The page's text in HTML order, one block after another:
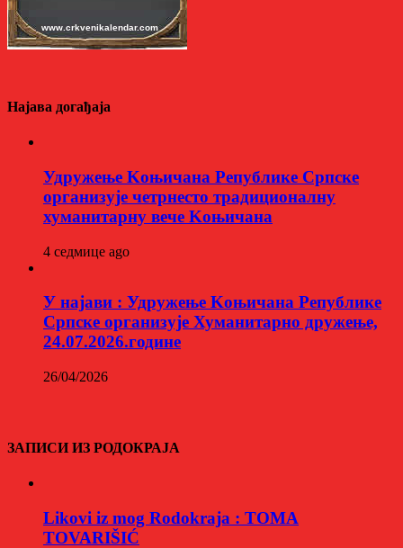
Најава догађаја
Удружење Kоњичана Републике Српске
организује четрнесто традиционалну
хуманитарну вече Kоњичана
4 седмице ago
У најави : Удружење Kоњичана Републике
Српске организује Хуманитарно дружење,
24.07.2026.године
26/04/2026
ЗАПИСИ ИЗ РОДОКРАЈА
Likovi iz mog Rodokraja : TOMA
TOVARIŠIĆ